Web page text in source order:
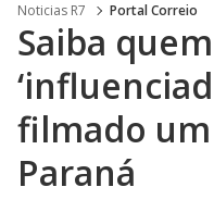
Noticias R7 Portal Correio
Saiba
filmado
Paraná